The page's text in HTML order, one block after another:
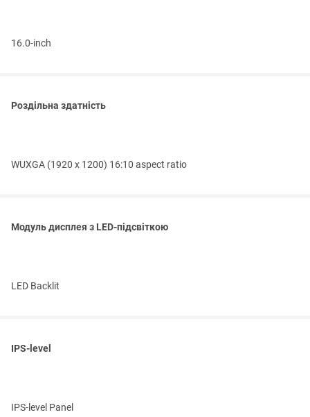
16.0-inch
Роздільна здатність
WUXGA (1920 x 1200) 16:10 aspect ratio
Модуль дисплея з LED-підсвіткою
LED Backlit
IPS-level
IPS-level Panel